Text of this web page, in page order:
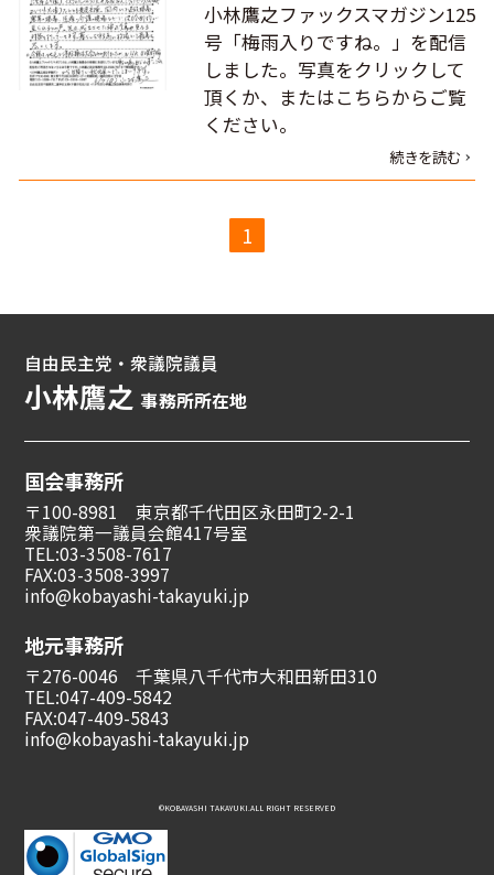
小林鷹之ファックスマガジン125
号「梅雨入りですね。」を配信
しました。写真をクリックして
頂くか、またはこちらからご覧
ください。
続きを読む
1
自由民主党・衆議院議員
小林鷹之事務所所在地
国会事務所
〒100-8981 東京都千代田区永田町2-2-1
衆議院第一議員会館417号室
TEL:03-3508-7617
FAX:03-3508-3997
info@kobayashi-takayuki.jp
地元事務所
〒276-0046 千葉県八千代市大和田新田310
TEL:047-409-5842
FAX:047-409-5843
info@kobayashi-takayuki.jp
©︎KOBAYASHI TAKAYUKI.ALL RIGHT RESERVED